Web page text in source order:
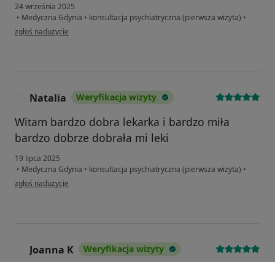
24 września 2025
• Medyczna Gdynia • konsultacja psychiatryczna (pierwsza wizyta) •
w opinii użytkownika Karolina
zgłoś nadużycie
Natalia Weryfikacja wizyty
Witam bardzo dobra lekarka i bardzo miła
bardzo dobrze dobrała mi leki
19 lipca 2025
• Medyczna Gdynia • konsultacja psychiatryczna (pierwsza wizyta) •
w opinii użytkownika Natalia
zgłoś nadużycie
Joanna K Weryfikacja wizyty